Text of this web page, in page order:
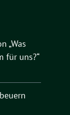
„Was
für uns?“